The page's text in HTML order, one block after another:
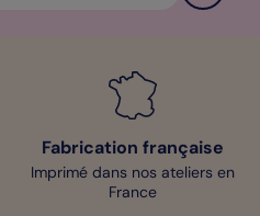
Fabrication française
Imprimé dans nos ateliers en
France